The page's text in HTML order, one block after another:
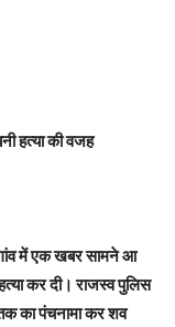
हत्या की वजह
गांव में एक खबर सामने आ
कर दी। राजस्व पुलिस
का पंचनामा कर शव